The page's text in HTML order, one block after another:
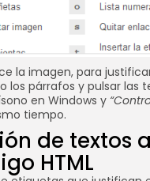
la imagen, para
los párrafos y pulsar las
en Windows y
tiempo.
de textos
HTML